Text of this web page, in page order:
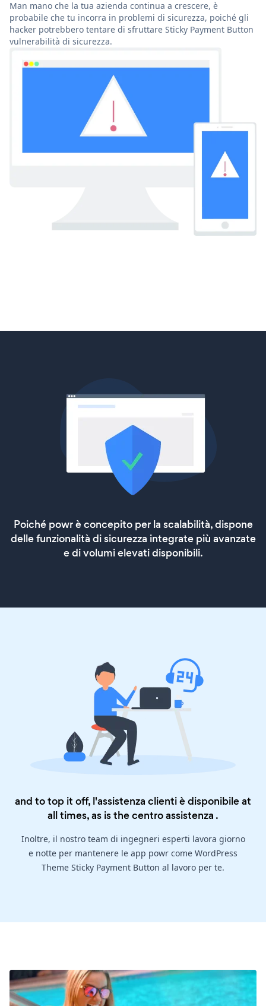
Man mano che la tua azienda continua a crescere, è
probabile che tu incorra in problemi di sicurezza, poiché gli
hacker potrebbero tentare di sfruttare Sticky Payment Button
vulnerabilità di sicurezza.
Poiché powr è concepito per la scalabilità, dispone
delle funzionalità di sicurezza integrate più avanzate
e di volumi elevati disponibili.
and to top it off, l'assistenza clienti è disponibile at
all times, as is thecentro assistenza .
Inoltre, il nostro team di ingegneri esperti lavora giorno
e notte per mantenere le app powr come WordPress
Theme Sticky Payment Button al lavoro per te.